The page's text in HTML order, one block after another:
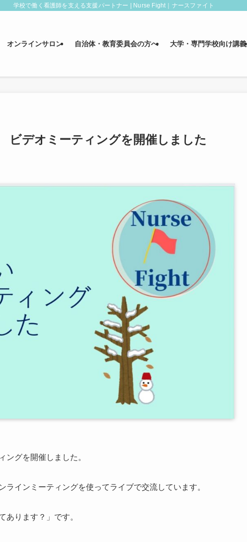
学校で働く看護師を支える支援パートナー | Nurse Fight｜ナースファイト
オンラインサロン 自治体・教育委員会の方へ 大学・専門学校向け講義
デオミーティングを開催しました
グを開催しました。
インミーティングを使ってライブで交流しています。
ります？」です。